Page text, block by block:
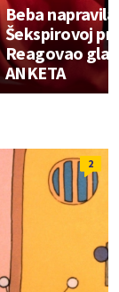
Beba
Šekspirovoj
Reagovao
ANKETA
2